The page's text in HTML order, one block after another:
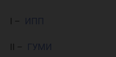
I – ИПП
II –
ГУМИ